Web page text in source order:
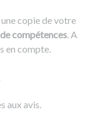
copie de votre
compétences. A
en compte.
aux avis.